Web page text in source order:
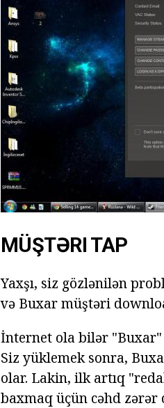
MÜŞTƏRI TAP
Yaxşı, siz gözlənilən
və Buxar müştəri
İnternet ola bilər "Buxar"
Siz yüklemek sonra,
olar. Lakin, ilk artıq
baxmaq üçün cəhd zərər